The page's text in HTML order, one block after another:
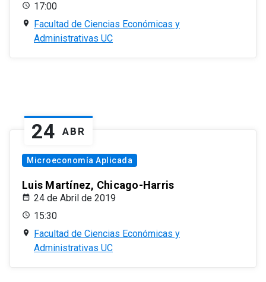
17:00
Facultad de Ciencias Económicas y
Administrativas UC
24 ABR
Microeconomía Aplicada
Luis Martínez, Chicago-Harris
24 de Abril de 2019
15:30
Facultad de Ciencias Económicas y
Administrativas UC